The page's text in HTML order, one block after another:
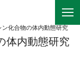
化合物の体内動態研究
体内動態研究